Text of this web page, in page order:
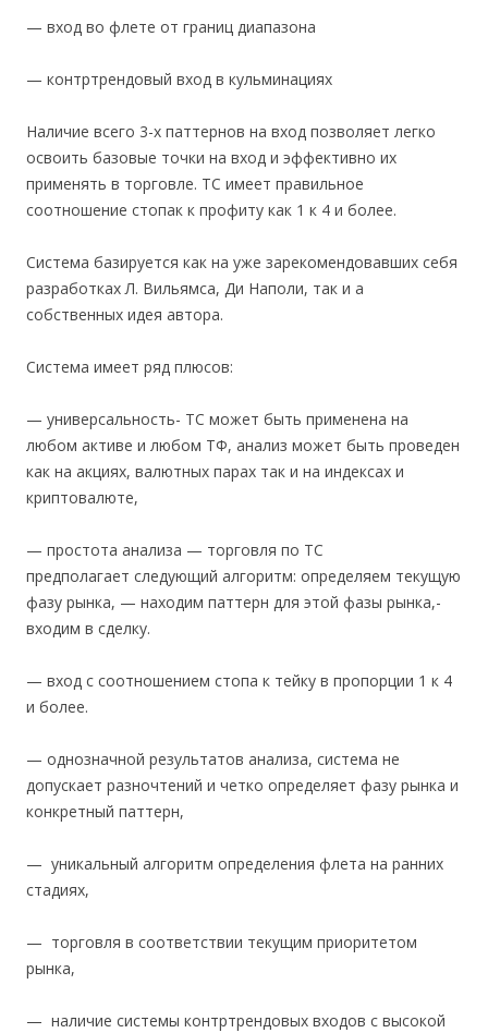
— вход во флете от границ диапазона
— контртрендовый вход в кульминациях
Наличие всего 3-х паттернов на вход позволяет легко
освоить базовые точки на вход и эффективно их
применять в торговле. ТС имеет правильное
соотношение стопак к профиту как 1 к 4 и более.
Система базируется как на уже зарекомендовавших себя
разработках Л. Вильямса, Ди Наполи, так и а
собственных идея автора.
Система имеет ряд плюсов:
— универсальность- ТС может быть применена на
любом активе и любом ТФ, анализ может быть проведен
как на акциях, валютных парах так и на индексах и
криптовалюте,
— простота анализа — торговля по ТС
предполагает следующий алгоритм: определяем текущую
фазу рынка, — находим паттерн для этой фазы рынка,-
входим в сделку.
— вход с соотношением стопа к тейку в пропорции 1 к 4
и более.
— однозначной результатов анализа, система не
допускает разночтений и четко определяет фазу рынка и
конкретный паттерн,
— уникальный алгоритм определения флета на ранних
стадиях,
— торговля в соответствии текущим приоритетом
рынка,
— наличие системы контртрендовых входов с высокой